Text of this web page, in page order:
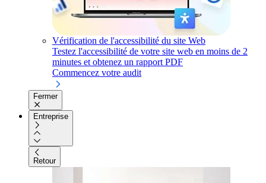
Vérification de l'accessibilité du site Web
Testez l'accessibilité de votre site web en moins de 2
minutes et obtenez un rapport PDF
Commencez votre audit
Fermer
Entreprise
Retour